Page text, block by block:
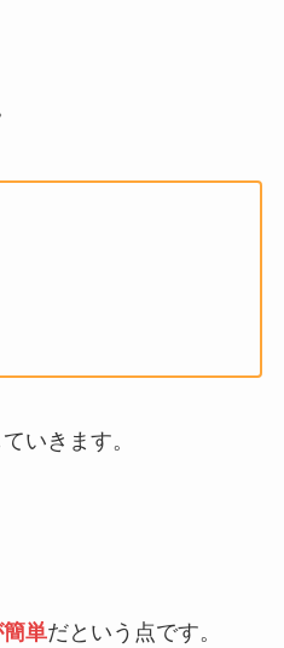
いきます。
単だという点です。